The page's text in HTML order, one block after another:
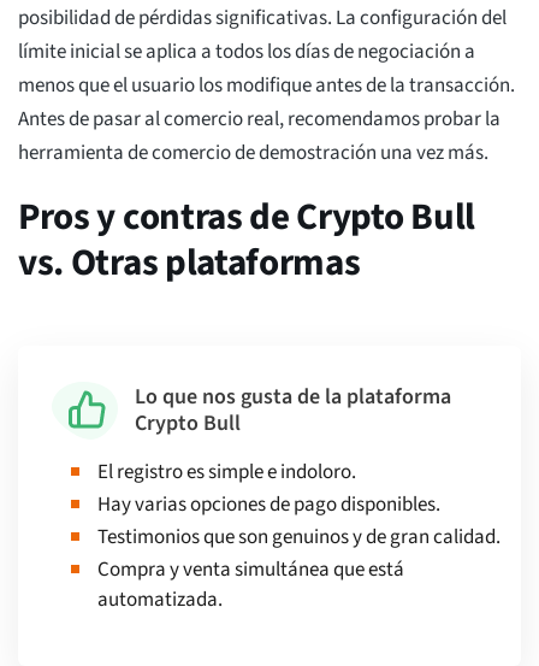
posibilidad de pérdidas significativas. La configuración del
límite inicial se aplica a todos los días de negociación a
menos que el usuario los modifique antes de la transacción.
Antes de pasar al comercio real, recomendamos probar la
herramienta de comercio de demostración una vez más.
Pros y contras de Crypto Bull
vs. Otras plataformas
Lo que nos gusta de la plataforma
Crypto Bull
El registro es simple e indoloro.
Hay varias opciones de pago disponibles.
Testimonios que son genuinos y de gran calidad.
Compra y venta simultánea que está
automatizada.